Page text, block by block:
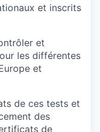
et inscrits
et
les différentes
et
de ces tests et
des
de